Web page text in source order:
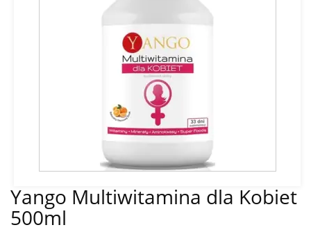
Yango Multiwitamina dla Kobiet
500ml